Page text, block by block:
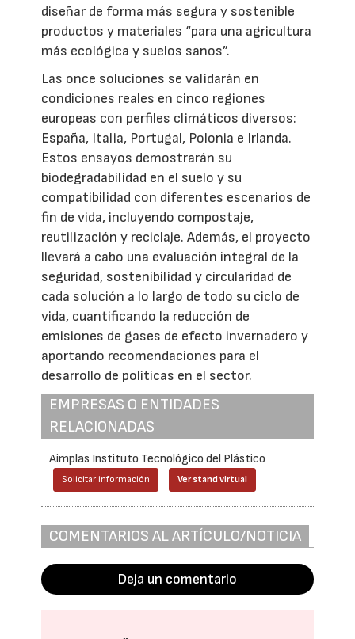
diseñar de forma más segura y sostenible
productos y materiales “para una agricultura
más ecológica y suelos sanos”.
Las once soluciones se validarán en
condiciones reales en cinco regiones
europeas con perfiles climáticos diversos:
España, Italia, Portugal, Polonia e Irlanda.
Estos ensayos demostrarán su
biodegradabilidad en el suelo y su
compatibilidad con diferentes escenarios de
fin de vida, incluyendo compostaje,
reutilización y reciclaje. Además, el proyecto
llevará a cabo una evaluación integral de la
seguridad, sostenibilidad y circularidad de
cada solución a lo largo de todo su ciclo de
vida, cuantificando la reducción de
emisiones de gases de efecto invernadero y
aportando recomendaciones para el
desarrollo de políticas en el sector.
EMPRESAS O ENTIDADES
RELACIONADAS
Aimplas Instituto Tecnológico del Plástico
Solicitar información Ver stand virtual
COMENTARIOS AL ARTÍCULO/NOTICIA
Deja un comentario